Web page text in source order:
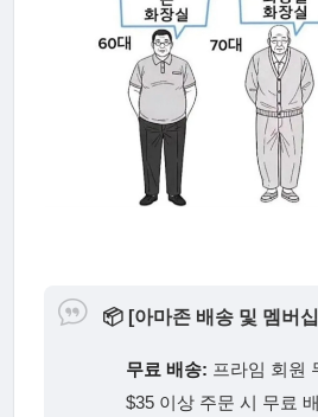
📦 [아마존 배송 및 멤버
무료 배송: 프라임 회원
$35 이상 주문 시 무료